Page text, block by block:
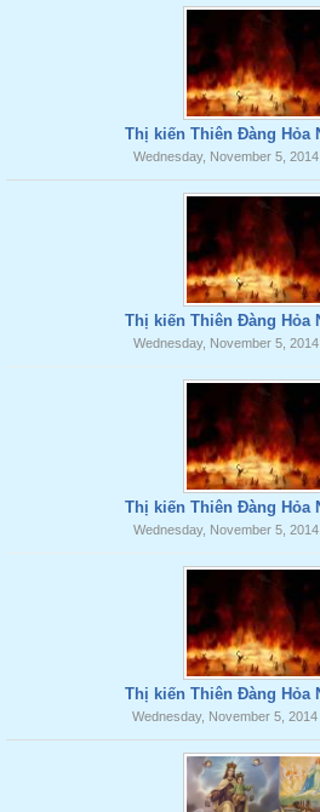
Thị kiến Thiên Đàng Hỏa
Wednesday, November 5, 2014
Thị kiến Thiên Đàng Hỏa
Wednesday, November 5, 2014
Thị kiến Thiên Đàng Hỏa
Wednesday, November 5, 2014
Thị kiến Thiên Đàng Hỏa
Wednesday, November 5, 2014